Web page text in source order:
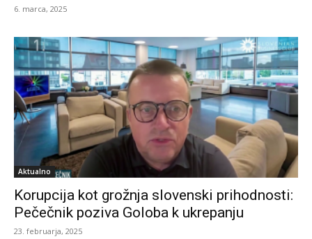
6. marca, 2025
Aktualno
Korupcija kot grožnja slovenski prihodnosti:
Pečečnik poziva Goloba k ukrepanju
23. februarja, 2025